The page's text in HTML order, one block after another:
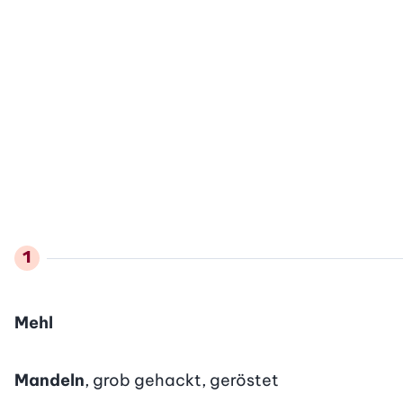
Mehl
Mandeln, grob gehackt, geröstet